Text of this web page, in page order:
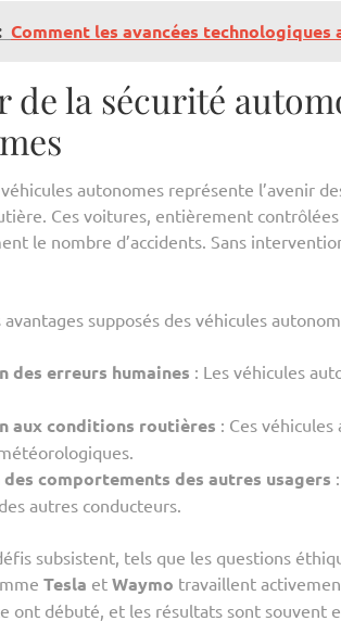
Comment les avancées
de la sécurité
autonomes représente l’avenir
Ces voitures, entièrement
le nombre d’accidents. Sans
supposés des véhicules
des erreurs humaines : Les véhicules
aux conditions routières : Ces
comportements des autres usagers
autres conducteurs.
subsistent, tels que les questions
Tesla et Waymo travaillent
ont débuté, et les résultats sont souvent